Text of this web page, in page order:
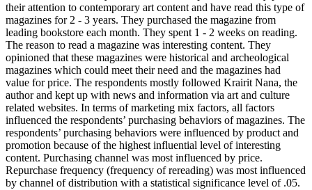
their attention to contemporary art content and have read this type of
magazines for 2 - 3 years. They purchased the magazine from
leading bookstore each month. They spent 1 - 2 weeks on reading.
The reason to read a magazine was interesting content. They
opinioned that these magazines were historical and archeological
magazines which could meet their need and the magazines had
value for price. The respondents mostly followed Krairit Nana, the
author and kept up with news and information via art and culture
related websites. In terms of marketing mix factors, all factors
influenced the respondents’ purchasing behaviors of magazines. The
respondents’ purchasing behaviors were influenced by product and
promotion because of the highest influential level of interesting
content. Purchasing channel was most influenced by price.
Repurchase frequency (frequency of rereading) was most influenced
by channel of distribution with a statistical significance level of .05.